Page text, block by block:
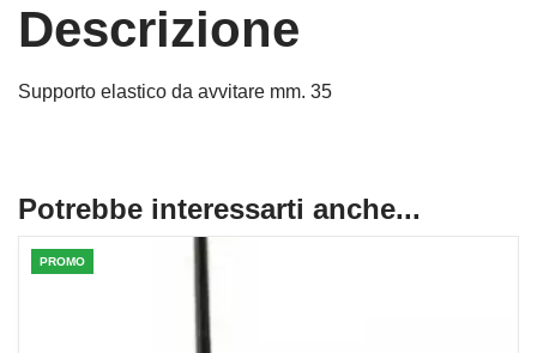
Descrizione
Supporto elastico da avvitare mm. 35
Potrebbe interessarti anche...
PROMO